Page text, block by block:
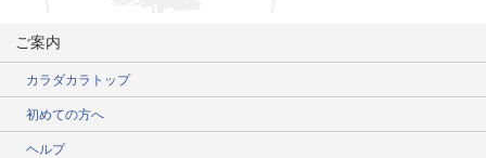
ご案内
カラダカラトップ
初めての方へ
ヘルプ